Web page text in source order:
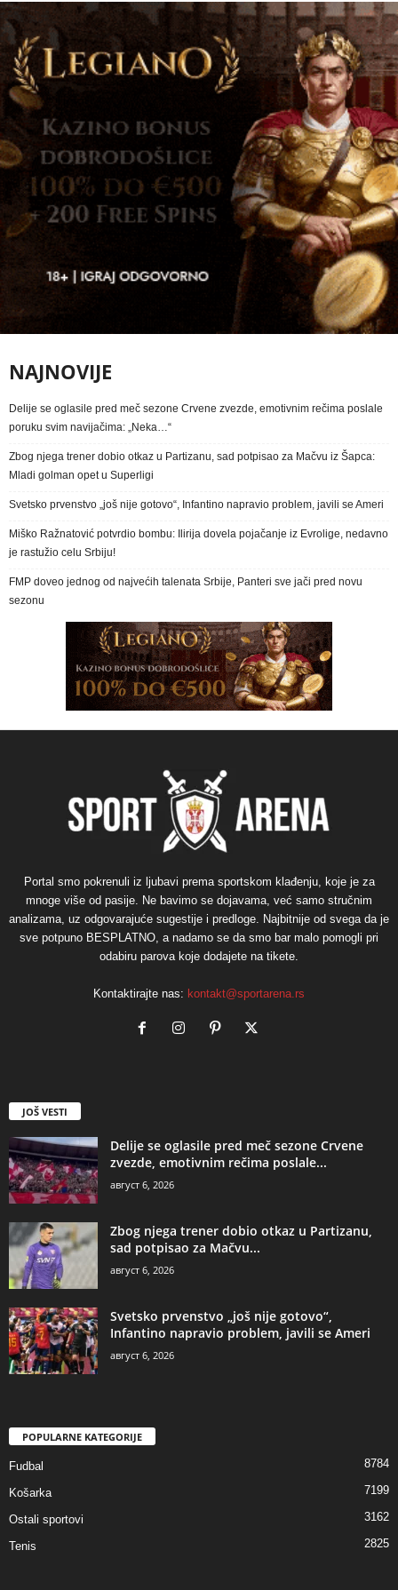
NAJNOVIJE
Delije se oglasile pred meč sezone Crvene zvezde, emotivnim rečima poslale
poruku svim navijačima: „Neka…“
Zbog njega trener dobio otkaz u Partizanu, sad potpisao za Mačvu iz Šapca:
Mladi golman opet u Superligi
Svetsko prvenstvo „još nije gotovo“, Infantino napravio problem, javili se Ameri
Miško Ražnatović potvrdio bombu: Ilirija dovela pojačanje iz Evrolige, nedavno
je rastužio celu Srbiju!
FMP doveo jednog od najvećih talenata Srbije, Panteri sve jači pred novu
sezonu
Portal smo pokrenuli iz ljubavi prema sportskom klađenju, koje je za
mnoge više od pasije. Ne bavimo se dojavama, već samo stručnim
analizama, uz odgovarajuće sugestije i predloge. Najbitnije od svega da je
sve potpuno BESPLATNO, a nadamo se da smo bar malo pomogli pri
odabiru parova koje dodajete na tikete.
Kontaktirajte nas: kontakt@sportarena.rs
JOŠ VESTI
Delije se oglasile pred meč sezone Crvene
zvezde, emotivnim rečima poslale...
август 6, 2026
Zbog njega trener dobio otkaz u Partizanu,
sad potpisao za Mačvu...
август 6, 2026
Svetsko prvenstvo „još nije gotovo“,
Infantino napravio problem, javili se Ameri
август 6, 2026
POPULARNE KATEGORIJE
Fudbal 8784
Košarka 7199
Ostali sportovi 3162
Tenis 2825